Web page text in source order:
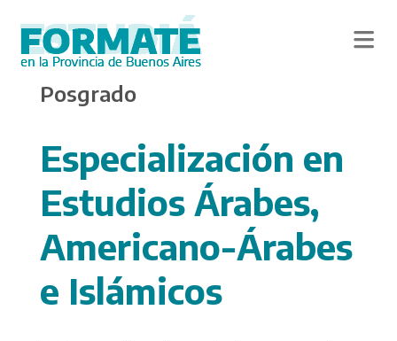
content
Posgrado
Especialización en
Estudios Árabes,
Americano-Árabes
e Islámicos